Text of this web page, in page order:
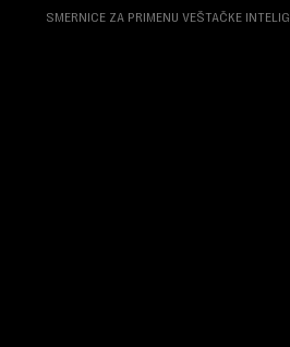
SMERNICE ZA PRIMENU VEŠTAČKE